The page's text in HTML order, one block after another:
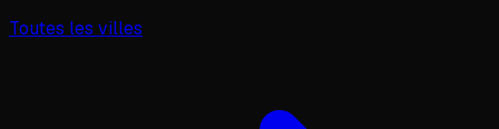
Toutes les villes